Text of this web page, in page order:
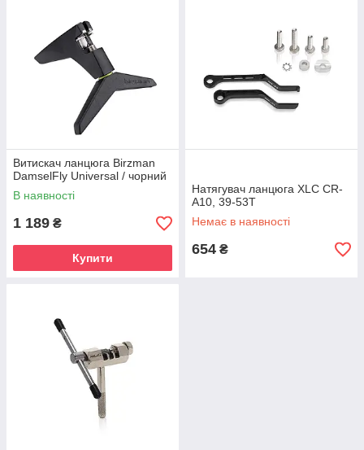
Витискач ланцюга Birzman
DamselFly Universal / чорний
В наявності
1 189 ₴
Купити
Натягувач ланцюга XLC CR-
A10, 39-53T
Немає в наявності
654 ₴